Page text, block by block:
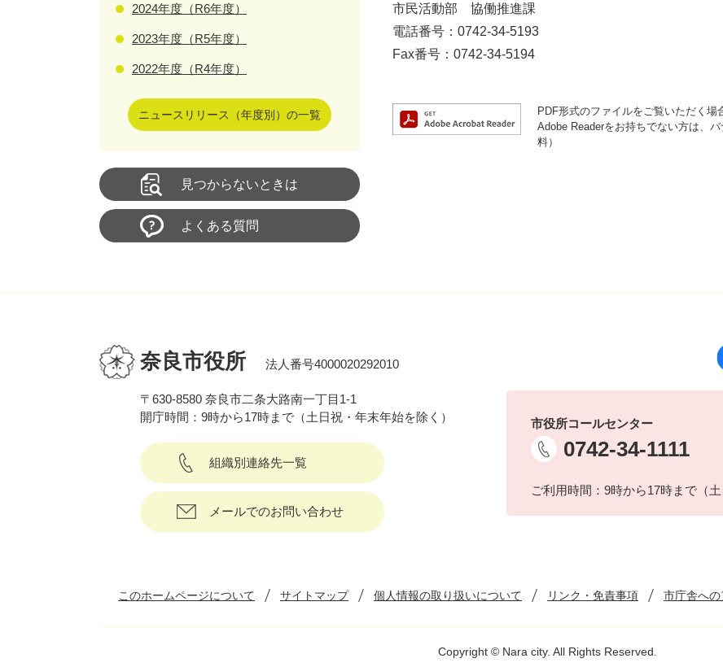
市民活動部 協働推進課
電話番号：0742-34-5193
Fax番号：0742-34-5194
PDF形式のファイルをご覧いただく場
Adobe Readerをお持ちでない方は、
料）
2024年度（R6年度）
2023年度（R5年度）
2022年度（R4年度）
ニュースリリース（年度別）の一覧
見つからないときは
よくある質問
奈良市役所 法人番号4000020292010
〒630-8580 奈良市二条大路南一丁目1-1
開庁時間：9時から17時まで（土日祝・年末年始を除く）
組織別連絡先一覧
メールでのお問い合わせ
市役所コールセンター
0742-34-1111
ご利用時間：9時から17時まで（
このホームページについて サイトマップ 個人情報の取り扱いについて リンク・免責事項 市庁舎への
Copyright © Nara city. All Rights Reserved.